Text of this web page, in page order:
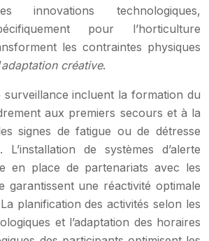
innovations technologiques,
pour l’horticulture
les contraintes physiques
adaptation créative.
surveillance incluent la formation du
aux premiers secours et à la
signes de fatigue ou de détresse
de systèmes d’alerte
en place de partenariats avec les
garantissent une réactivité optimale
planification des activités selon les
et l’adaptation des horaires